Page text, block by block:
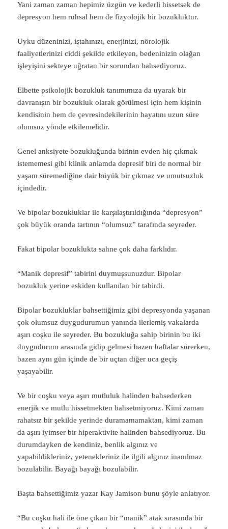
Yani zaman zaman hepimiz üzgün ve kederli hissetsek de
depresyon hem ruhsal hem de fizyolojik bir bozukluktur.
Uyku düzeninizi, iştahınızı, enerjinizi, nörolojik
faaliyetlerinizi ciddi şekilde etkileyen, bedeninizin olağan
işleyişini sekteye uğratan bir sorundan bahsediyoruz.
Elbette psikolojik bozukluk tanımımıza da uyarak bir
davranışın bir bozukluk olarak görülmesi için hem kişinin
kendisinin hem de çevresindekilerinin hayatını uzun süre
olumsuz yönde etkilemelidir.
Genel anksiyete bozukluğunda birinin evden hiç çıkmak
istememesi gibi klinik anlamda depresif biri de normal bir
yaşam süremediğine dair büyük bir çıkmaz ve umutsuzluk
içindedir.
Ve bipolar bozukluklar ile karşılaştırıldığında “depresyon”
çok büyük oranda tartının “olumsuz” tarafında seyreder.
Fakat bipolar bozuklukta sahne çok daha farklıdır.
“Manik depresif” tabirini duymuşsunuzdur. Bipolar
bozukluk yerine eskiden kullanılan bir tabirdi.
Bipolar bozukluklar bahsettiğimiz gibi depresyonda yaşanan
çok olumsuz duygudurumun yanında ilerlemiş vakalarda
aşırı coşku ile seyreder. Bu bozukluğa sahip birinin bu iki
duygudurum arasında gidip gelmesi bazen haftalar sürerken,
bazen aynı gün içinde de bir uçtan diğer uca geçiş
yaşayabilir.
Ve bir coşku veya aşırı mutluluk halinden bahsederken
enerjik ve mutlu hissetmekten bahsetmiyoruz. Kimi zaman
rahatsız bir şekilde yerinde duramamamaktan, kimi zaman
da aşırı iyimser bir hiperaktivite halinden bahsediyoruz. Bu
durumdayken de kendiniz, benlik algınız ve
yapabildikleriniz, yetenekleriniz ile ilgili algınız inanılmaz
bozulabilir. Bayağı bayağı bozulabilir.
Başta bahsettiğimiz yazar Kay Jamison bunu şöyle anlatıyor.
“Bu coşku hali ile öne çıkan bir “manik” atak sırasında bir